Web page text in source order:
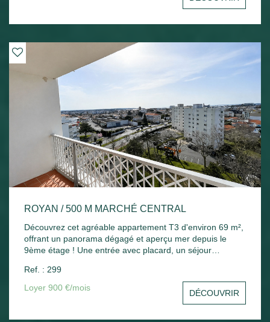
ROYAN / 500 M MARCHÉ CENTRAL
Découvrez cet agréable appartement T3 d'environ 69 m²,
offrant un panorama dégagé et aperçu mer depuis le
9ème étage ! Une entrée avec placard, un séjour
sud avec un aperçu mer, une cuisine indépendante, une
chambre avec placard, un bureau ou une chambre, salle
de bains et toilettes séparées. Une cave et une place de
Ref. : 299
Loyer 900 €/mois
DÉCOUVRIR